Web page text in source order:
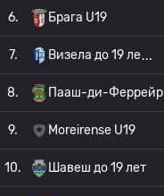
6. Брага U19
7. Визела до 19 ле
8. Пааш-ди-Феррейр
9. Moreirense U19
10. Шавеш до 19 лет